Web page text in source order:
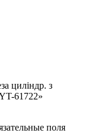
циліндр. з
61722»
поля